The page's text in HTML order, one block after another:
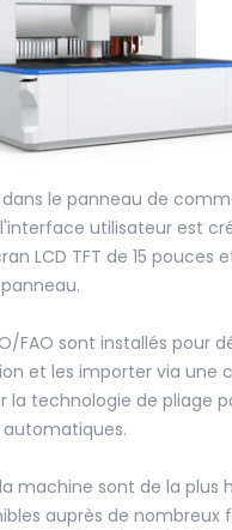
le panneau de
utilisateur est
LCD TFT de 15 pouces
FAO sont installés pour
et les importer via une
la technologie de pliage
machine sont de la plus
auprès de nombreux